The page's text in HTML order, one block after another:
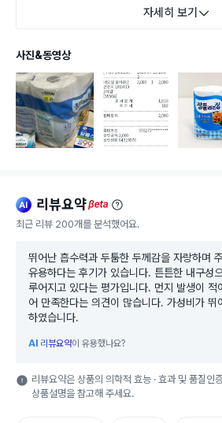
자세히 보기
사진&동영상
ai 리뷰요약beta
최근 리뷰 200개를 분석했어요.
뛰어난 흡수력과 두툼한 두께감을 자랑하며
유용하다는 후기가 있습니다. 튼튼한 내구성
루어지고 있다는 평가입니다. 먼지 발생이 적
어 만족한다는 의견이 많습니다. 가성비가 뛰
하였습니다.
AI 리뷰요약이 유용했나요?
리뷰요약은 상품의 의학적 효능 · 효과 및 품질인
상품설명을 참고해 주세요.